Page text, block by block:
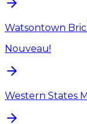
Watsontown
Nouveau!
Western States